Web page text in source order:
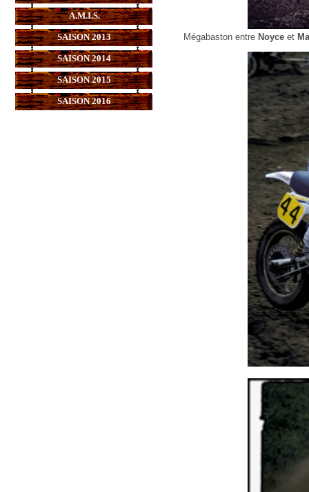
A.M.I.S.
SAISON 2013
SAISON 2014
SAISON 2015
SAISON 2016
Mégabaston entre Noyce et